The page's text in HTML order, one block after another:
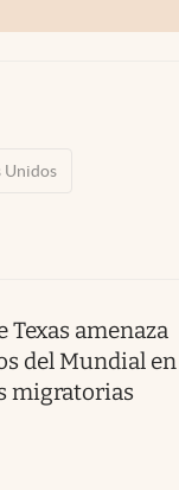
Unidos
Texas amenaza
del Mundial en
migratorias